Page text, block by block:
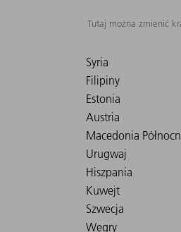
Tutaj można zmienić